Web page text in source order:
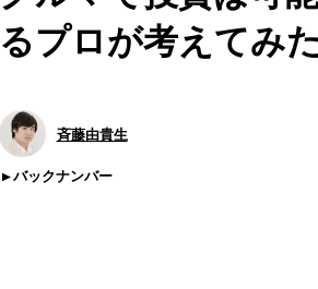
るプロが考えてみた
斉藤由貴生
バックナンバー